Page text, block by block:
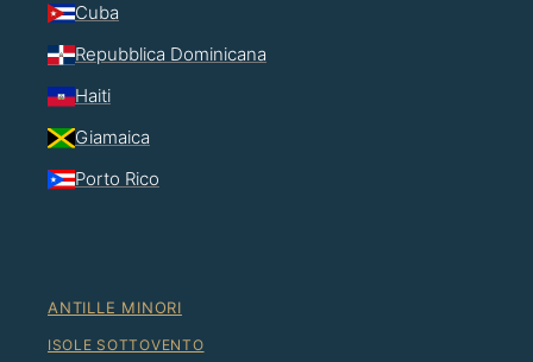
Cuba
Repubblica Dominicana
Haiti
Giamaica
Porto Rico
ANTILLE MINORI
ISOLE SOTTOVENTO